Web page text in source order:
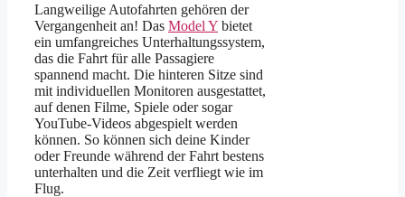
Langweilige Autofahrten gehören der
Vergangenheit an! Das Model Y bietet
ein umfangreiches Unterhaltungssystem,
das die Fahrt für alle Passagiere
spannend macht. Die hinteren Sitze sind
mit individuellen Monitoren ausgestattet,
auf denen Filme, Spiele oder sogar
YouTube-Videos abgespielt werden
können. So können sich deine Kinder
oder Freunde während der Fahrt bestens
unterhalten und die Zeit verfliegt wie im
Flug.